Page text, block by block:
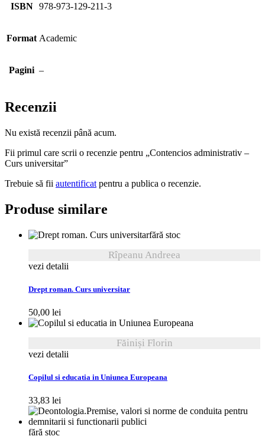
ISBN 978-973-129-211-3
Format Academic
Pagini –
Recenzii
Nu există recenzii până acum.
Fii primul care scrii o recenzie pentru „Contencios administrativ –
Curs universitar”
Trebuie să fii autentificat pentru a publica o recenzie.
Produse similare
fără stoc
Rîpeanu Andreea
vezi detalii
Drept roman. Curs universitar
50,00 lei
Făiniși Florin
vezi detalii
Copilul si educatia in Uniunea Europeana
33,83 lei
fără stoc